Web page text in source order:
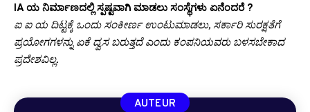
IA ಯ ನಿರ್ಮಾಣದಲ್ಲಿ ಸ್ಪಷ್ಟವಾಗಿ ಮಾಡಲು ಸಂಸ್ಥೆಗಳು ಏನೆ೦ದರೆ ?
ಐ ಐ ಯ ದಿಟ್ಟಕ್ಕೆ ಒಂದು ಸಂಕೀರ್ಣ ಉಂಟುಮಾಡಲು, ಸರ್ಕಾರಿ ಸುರಕ್ಷತೆಗೆ
ಪ್ರಯೋಗಗಳನ್ನು ಏಕೆ ದ್ವಸ ಬರುತ್ತದೆ ಎಂದು ಕಂಪನಿಯವರು ಬಳಸಬೇಕಾದ
ಪ್ರದೇಶವಿಲ್ಲ.
AUTEUR